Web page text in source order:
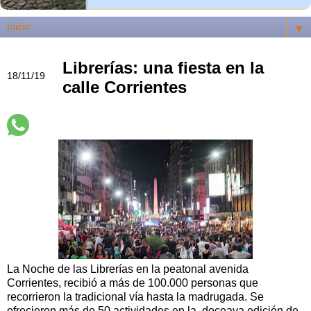
▼
18/11/19
Librerías: una fiesta en la
calle Corrientes
La Noche de las Librerías en la peatonal avenida
Corrientes, recibió a más de 100.000 personas que
recorrieron la tradicional vía hasta la madrugada. Se